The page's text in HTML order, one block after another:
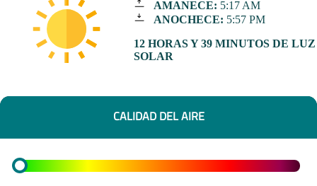
AMANECE: 5:17 AM
ANOCHECE: 5:57 PM
12 HORAS Y 39 MINUTOS DE LUZ
SOLAR
CALIDAD DEL AIRE